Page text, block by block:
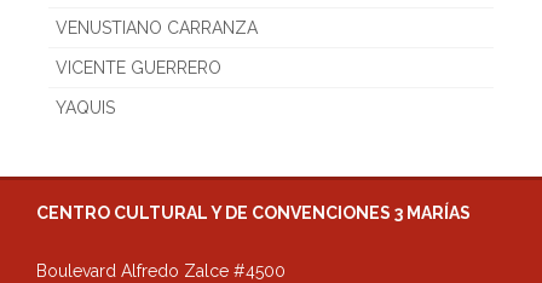
VENUSTIANO CARRANZA
VICENTE GUERRERO
YAQUIS
CENTRO CULTURAL Y DE CONVENCIONES 3 MARÍAS
Boulevard Alfredo Zalce #4500